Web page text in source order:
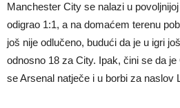
Manchester City se nalazi u
odigrao 1:1, a na domaćem terenu
još nije odlučeno, budući da je u igri
odnosno 18 za City. Ipak, čini se da
se Arsenal natječe i u borbi za naslov